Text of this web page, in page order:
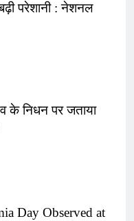
परेशानी : नेशनल
के निधन पर जताया
Day Observed at